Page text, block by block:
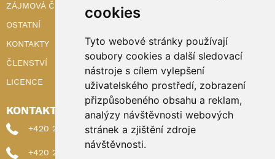
cookies
Tyto webové stránky používají
soubory cookies a další sledovací
nástroje s cílem vylepšení
uživatelského prostředí, zobrazení
přizpůsobeného obsahu a reklam,
analýzy návštěvnosti webových
stránek a zjištění zdroje
návštěvnosti.
ZÁJMOVÁ ČINNOST
OSTATNÍ
KONTAKTY
ČLENSTVÍ
LICENCE
KONTAKTY
+420 222 898 224 (sekretariat)
+420 222 898 221 (členství)